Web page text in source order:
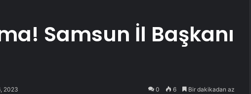
Samsun İl Başkanı
2023 0 6 Bir dakikadan az